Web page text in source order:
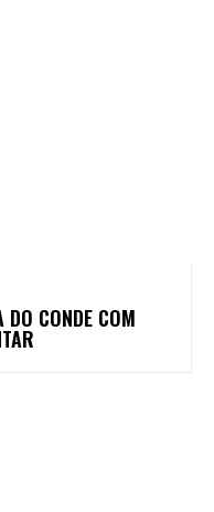
CONDE COM